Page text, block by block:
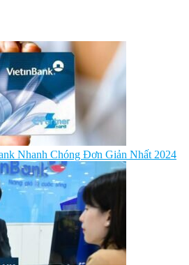
Nhanh Chóng Đơn Giản Nhất 2024